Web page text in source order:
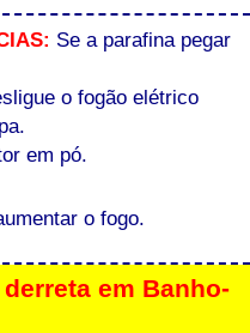
Se a parafina pegar
o fogão elétrico
em pó.
o fogo.
derreta em Banho-